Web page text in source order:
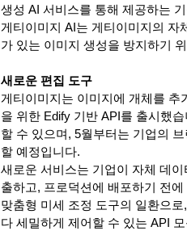
생성 AI 서비스를 통해 제공하는
게티이미지 AI는 게티이미지의 자
가 있는 이미지 생성을 방지하기
새로운 편집 도구
게티이미지는 이미지에 개체를 추
을 위한 Edify 기반 API를 출시했
할 수 있으며, 5월부터는 기업의
할 예정입니다.
새로운 서비스는 기업이 자체 데
출하고, 프로덕션에 배포하기 전
맞춤형 미세 조정 도구의 일환으
다 세밀하게 제어할 수 있는 API